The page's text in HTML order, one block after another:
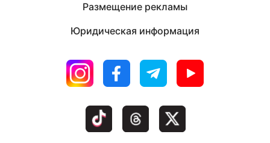
Размещение рекламы
Юридическая информация